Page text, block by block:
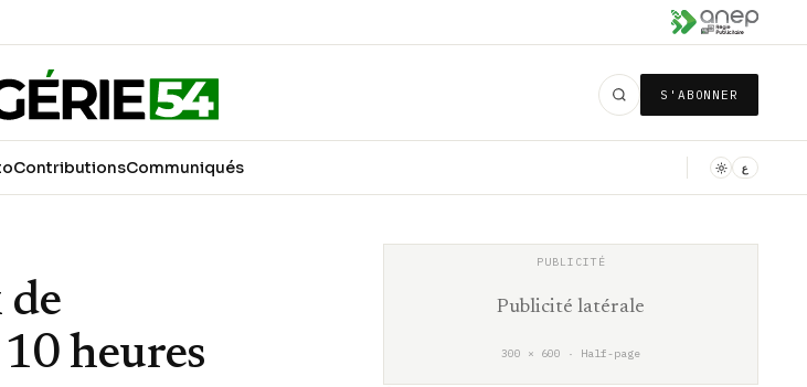
S'ABONNER
ContributionsCommuniqués ع
heures
Publicité latérale
300 × 600 · Half-page